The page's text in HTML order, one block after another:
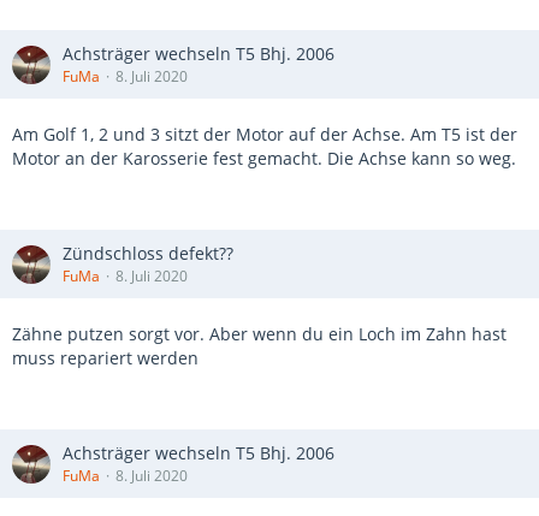
Achsträger wechseln T5 Bhj. 2006
FuMa 8. Juli 2020
Am Golf 1, 2 und 3 sitzt der Motor auf der Achse. Am T5 ist der
Motor an der Karosserie fest gemacht. Die Achse kann so weg.
Zündschloss defekt??
FuMa 8. Juli 2020
Zähne putzen sorgt vor. Aber wenn du ein Loch im Zahn hast
muss repariert werden
Achsträger wechseln T5 Bhj. 2006
FuMa 8. Juli 2020